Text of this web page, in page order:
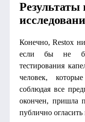
Конечно, Restox
если бы не
тестирования
человек,
соблюдая все
окончен, пришла
публично